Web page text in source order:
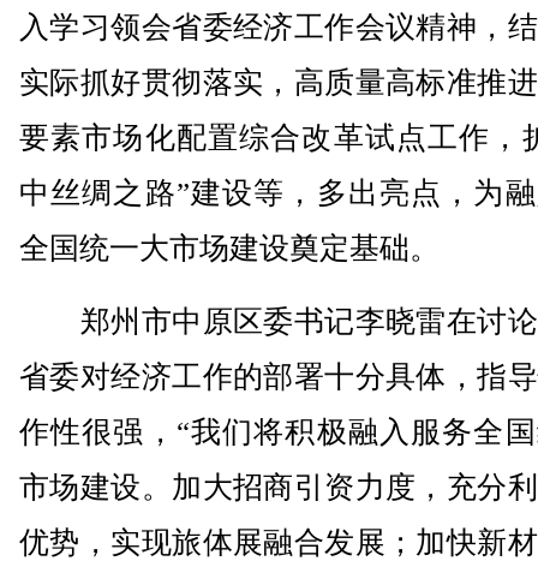
入学习领会省委经济工作会议精神，
实际抓好贯彻落实，高质量高标准推
要素市场化配置综合改革试点工作，
中丝绸之路”建设等，多出亮点，为
全国统一大市场建设奠定基础。
郑州市中原区委书记李晓雷在讨
省委对经济工作的部署十分具体，指
作性很强，“我们将积极融入服务全
市场建设。加大招商引资力度，充分
优势，实现旅体展融合发展；加快新